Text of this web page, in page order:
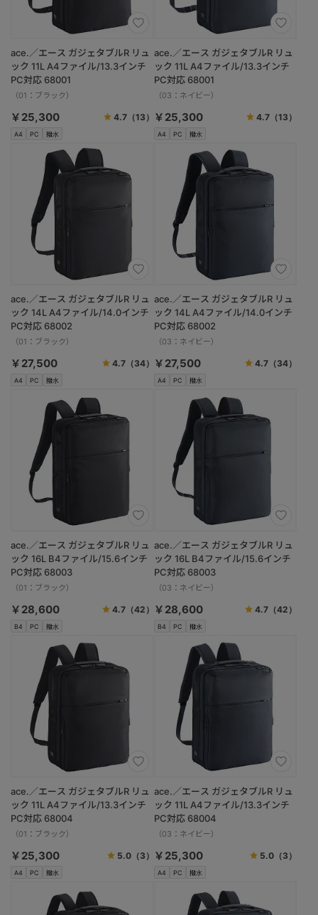
A4 PC 撥水
ace.／エース ガジェタブルR リュ
ック 11L A4ファイル/13.3インチ
PC対応 68001
（01：ブラック）
￥25,300 4.7（13）
A4 PC 撥水
ace.／エース ガジェタブルR リュ
ック 11L A4ファイル/13.3インチ
PC対応 68001
（03：ネイビー）
￥25,300 4.7 （13）
A4 PC 撥水
ace.／エース ガジェタブルR リュ
ック 14L A4ファイル/14.0インチ
PC対応 68002
（01：ブラック）
￥27,500 4.7（34）
A4 PC 撥水
ace.／エース ガジェタブルR リュ
ック 14L A4ファイル/14.0インチ
PC対応 68002
（03：ネイビー）
￥27,500 4.7 （34）
B4 PC 撥水
ace.／エース ガジェタブルR リュ
ック 16L B4ファイル/15.6インチ
PC対応 68003
（01：ブラック）
￥28,600 4.7（42）
B4 PC 撥水
ace.／エース ガジェタブルR リュ
ック 16L B4ファイル/15.6インチ
PC対応 68003
（03：ネイビー）
￥28,600 4.7 （42）
A4 PC 撥水
ace.／エース ガジェタブルR リュ
ック 11L A4ファイル/13.3インチ
PC対応 68004
（01：ブラック）
￥25,300 5.0（3）
A4 PC 撥水
ace.／エース ガジェタブルR リュ
ック 11L A4ファイル/13.3インチ
PC対応 68004
（03：ネイビー）
￥25,300 5.0 （3）